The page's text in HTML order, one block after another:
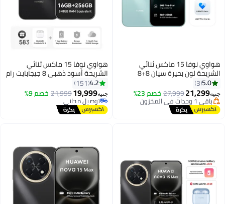
هواوي نوفا 15 ماكس ثنائي
الشريحة لون بحيرة سيان 8+8
جيجابايت رام 256 جيجابايت مع
سماعات فري بودز SE 3 بيج مجانًا
وضمان 1 سنة من هواوي - النسخة
الشرق أوسطية
5.0
3
جنيه21,299
27,999خصم 23%
أقل سعر في 7 يوم
توصيل مجاني
باقي 1 وحدات في المخزون
أقل سعر في 7 يوم
هواوي نوفا 15 ماكس ثنائي
الشريحة أسود ذهبي 8 جيجابايت رام
256 جيجابايت + FOC - نسخة الشرق
الأوسط
4.2
151
جنيه19,999
21,999خصم 9%
توصيل مجاني
توصيل مجاني